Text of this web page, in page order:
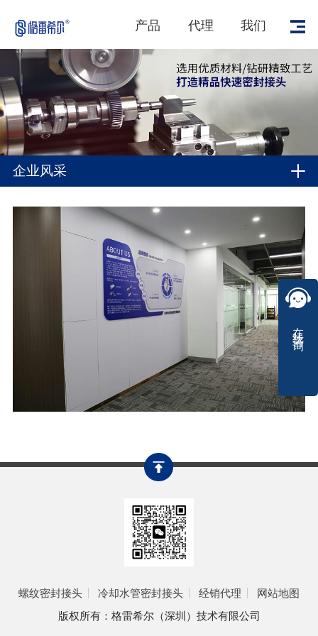
产品 代理 我们
企业风采
螺纹密封接头 冷却水管密封接头 经销代理
网站地图
版权所有：格雷希尔（深圳）技术有限公司
在线咨询